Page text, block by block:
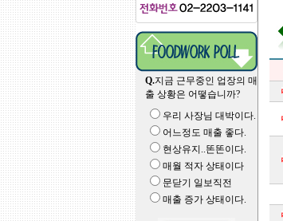
Q.지금 근무중인 업장의 매
출 상황은 어떻습니까?
우리 사장님 대박이다.
어느정도 매출 좋다.
현상유지..똔똔이다.
매월 적자 상태이다
문닫기 일보직전
매출 증가 상태이다.